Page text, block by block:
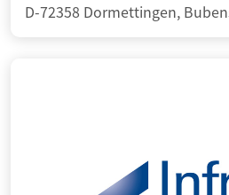
D-72358 Dormettingen,